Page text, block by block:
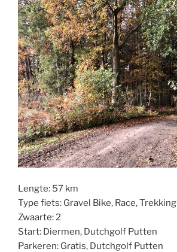
Lengte: 57 km
Type fiets: Gravel Bike, Race, Trekking
Zwaarte: 2
Start: Diermen, Dutchgolf Putten
Parkeren: Gratis, Dutchgolf Putten